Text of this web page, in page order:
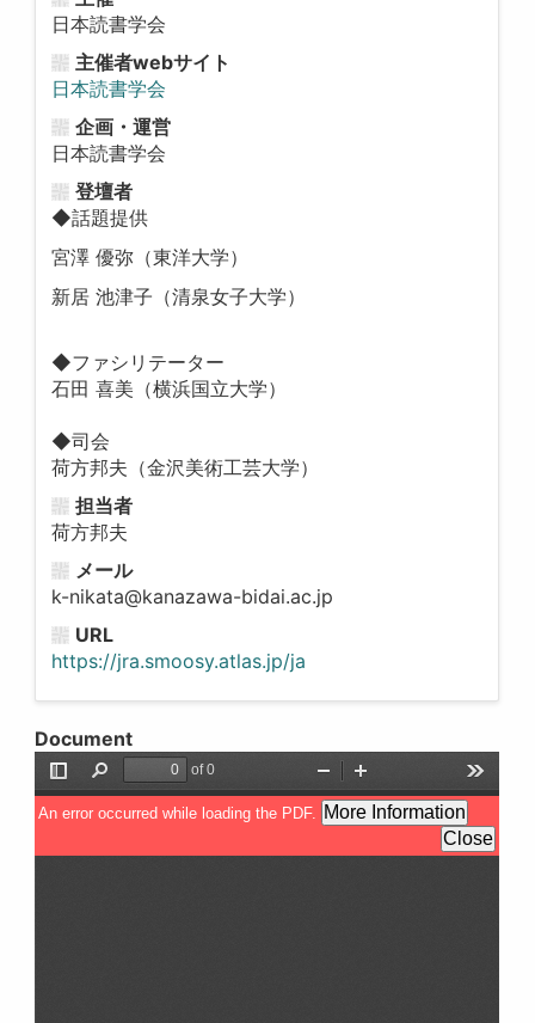
日本読書学会
主催者webサイト
日本読書学会
企画・運営
日本読書学会
登壇者
◆話題提供
宮澤 優弥（東洋大学）
新居 池津子（清泉女子大学）
◆ファシリテーター
石田 喜美（横浜国立大学）
◆司会
荷方邦夫（金沢美術工芸大学）
担当者
荷方邦夫
メール
k-nikata@kanazawa-bidai.ac.jp
URL
https://jra.smoosy.atlas.jp/ja
Document